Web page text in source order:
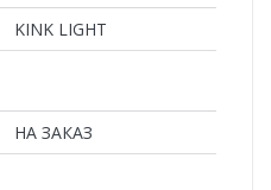
KINK LIGHT
НА ЗАКАЗ